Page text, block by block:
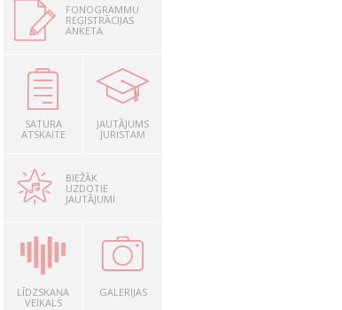
FONOGRAMMU
REĢISTRĀCIJAS
ANKETA
SATURA
ATSKAITE
JAUTĀJUMS
JURISTAM
BIEŽĀK
UZDOTIE
JAUTĀJUMI
LĪDZSKAŅA
VEIKALS
GALERIJAS